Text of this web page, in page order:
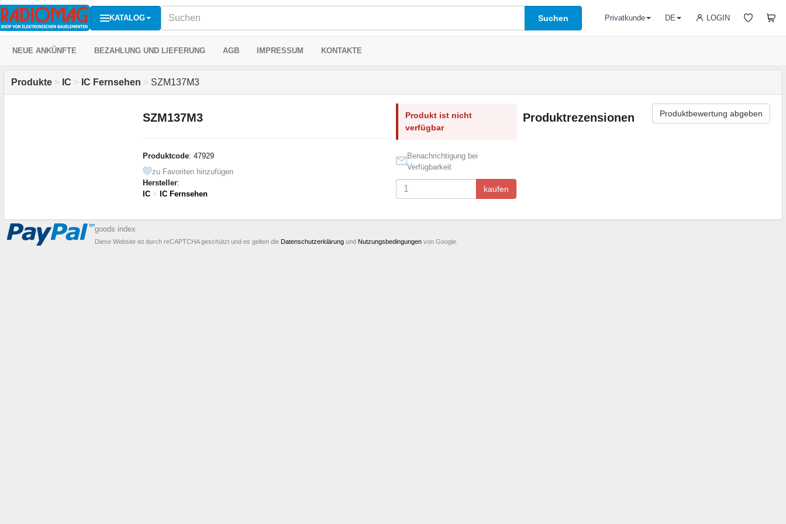
KATALOG Suchen LOGIN
Privatkunde DE
NEUE ANKÜNFTE BEZAHLUNG UND LIEFERUNG AGB IMPRESSUM KONTAKTE
Produkte > IC > IC Fernsehen > SZM137M3
SZM137M3
Produktcode: 47929
zu Favoriten hinzufügen
Hersteller:
IC > IC Fernsehen
Produkt ist nicht
verfügbar
Benachrichtigung bei
Verfügbarkeit
kaufen
Produktrezensionen Produktbewertung abgeben
goods index
Diese Website ist durch reCAPTCHA geschützt und es gelten die Datenschutzerklärung und Nutzungsbedingungen von Google.